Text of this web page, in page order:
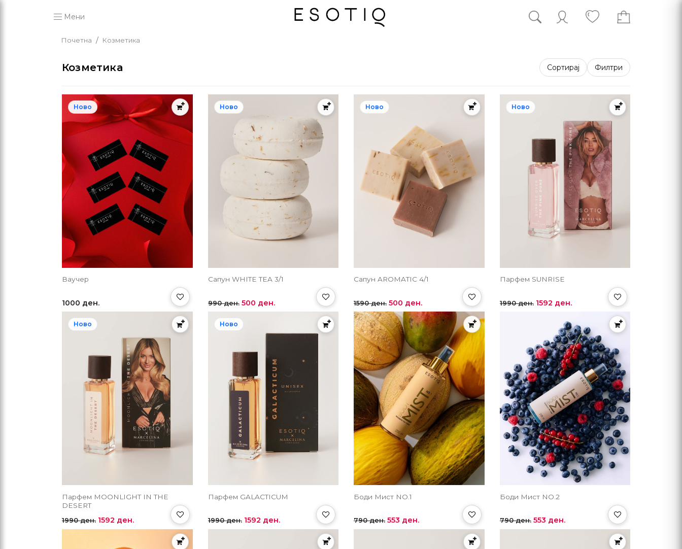
Мени
Почетна Козметика
Козметика Сортирај Филтри
Ново
Ваучер
1000 ден.
Ново
Сапун WHITE TEA 3/1
990 ден. 500 ден.
Ново
Сапун AROMATIC 4/1
1590 ден. 500 ден.
Ново
Парфем SUNRISE
1990 ден. 1592 ден.
Ново
Парфем MOONLIGHT IN THE
DESERT
1990 ден. 1592 ден.
Ново
Парфем GALACTICUM
1990 ден. 1592 ден.
Боди Мист NO.1
790 ден. 553 ден.
Боди Мист NO.2
790 ден. 553 ден.